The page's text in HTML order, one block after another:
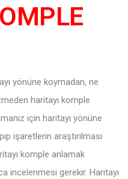
yönüne koymadan, ne
haritayı komple
için haritayı yönüne
işaretlerin araştırılması
komple anlamak
incelenmesi gerekir. Haritayı